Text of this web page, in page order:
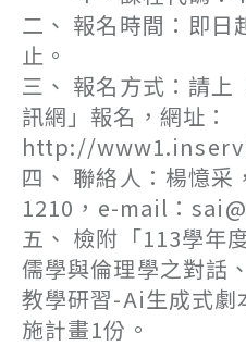
二、 報名時間：即日
止。
三、 報名方式：請上
訊網」報名，網址：
http://
四、 聯絡人：楊憶
1210，e-mail：
五、 檢附「113學年
儒學與倫理學之對話
教學研習-Ai生成式劇
施計畫1份。